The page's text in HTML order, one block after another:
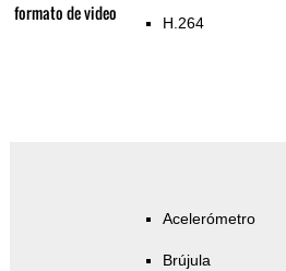
formato de video H.264
Acelerómetro
Brújula